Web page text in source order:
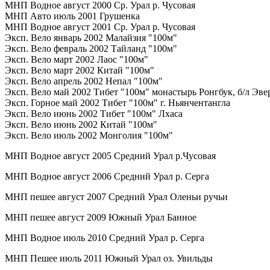
МНП Водное август 2000 Ср. Урал р. Чусовая
МНП Авто июль 2001 Грушенка
МНП Водное август 2001 Ср. Урал р. Чусовая
Эксп. Вело январь 2002 Малайзия "100м"
Эксп. Вело февраль 2002 Тайланд "100м"
Эксп. Вело март 2002 Лаос "100м"
Эксп. Вело март 2002 Китай "100м"
Эксп. Вело апрель 2002 Непал "100м"
Эксп. Вело май 2002 Тибет "100м" монастырь Ронгбук, б/л
Эксп. Горное май 2002 Тибет "100м" г. Ньянчентангла
Эксп. Вело июнь 2002 Тибет "100м" Лхаса
Эксп. Вело июнь 2002 Китай "100м"
Эксп. Вело июль 2002 Монголия "100м"
МНП Водное август 2005 Средний Урал р.Чусовая
МНП Водное август 2006 Средний Урал р. Серга
МНП пешее август 2007 Средний Урал Оленьи ручьи
МНП пешее август 2009 Южный Урал Банное
МНП Водное июль 2010 Средний Урал р. Серга
МНП Пешее июль 2011 Южный Урал оз. Увильды